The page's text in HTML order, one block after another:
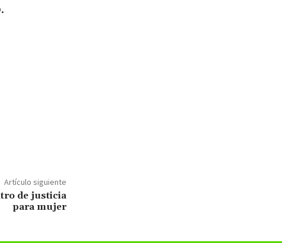
Artículo siguiente
de justicia
para mujer